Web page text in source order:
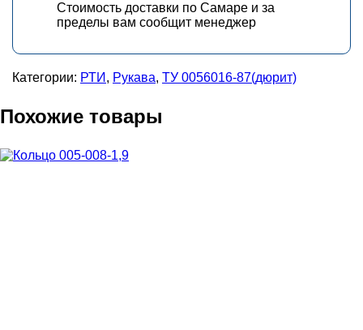
Стоимость доставки по Самаре и за
пределы вам сообщит менеджер
Категории: РТИ , Рукава, ТУ 0056016-87(дюрит)
Похожие товары